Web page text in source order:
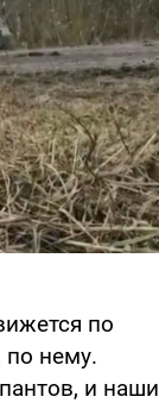
по
нему.
и наши